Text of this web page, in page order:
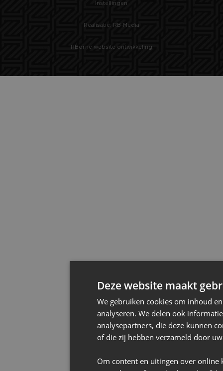
Instellingen
Realisatie: RB-Media
RBorne website ontwikkeling
Deze website maakt
We gebruiken cookies om inhoud
analyseren. We delen ook
analysepartners, die deze kunnen
of die zij hebben verzameld door
Om content en uitingen over online